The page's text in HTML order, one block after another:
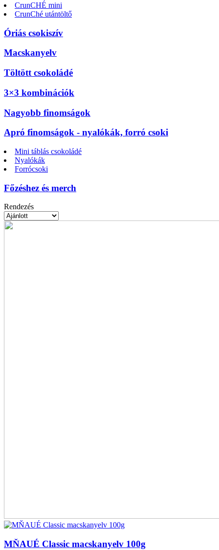
CrunCHÉ mini
CrunChé utántöltő
Óriás csokiszív
Macskanyelv
Töltött csokoládé
3×3 kombinációk
Nagyobb finomságok
Apró finomságok - nyalókák, forró csoki
Mini táblás csokoládé
Nyalókák
Forrócsoki
Főzéshez és merch
Rendezés
MŇAUÉ Classic macskanyelv 100g